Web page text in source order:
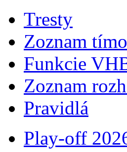
Tresty
Zoznam
Funkcie
Zoznam
Pravidlá
Play-off